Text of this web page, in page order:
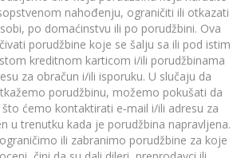
nahođenju, ograničiti ili otkazati
po domaćinstvu ili po porudžbini. Ova
porudžbine koje se šalju sa ili pod istim
kreditnom karticom i/ili porudžbinama
za obračun i/ili isporuku. U slučaju da
porudžbinu, možemo pokušati da
ćemo kontaktirati e‑mail i/ili adresu za
u trenutku kada je porudžbina napravljena.
ili zabranimo porudžbine za koje